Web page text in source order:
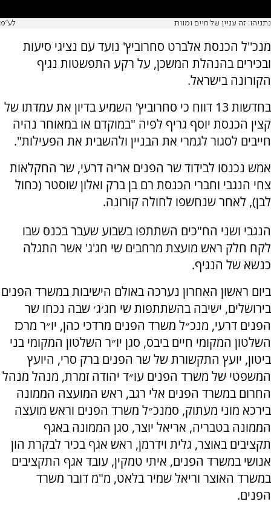
נתניהו: זה עניין של חיים ומוות לע"מ
מנכ''ל הכנסת אלברט סחרוביץ' נועד עם נציגי סיעות
ובכירים בהנהלת המשכן, על רקע התפשטות נגיף
הקורונה בישראל.
בחדשות 13 דווח כי סחרוביץ' השמיע בדיון את עמדתו של
קצין הכנסת יוסף גריף לפיה "במוקדם או במאוחר נהיה
חייבים לסגור לגמרי את הבניין ולהשבית את הפעילות".
אמש נכנסו לבידוד שר הפנים אריה דרעי, שר החקלאות
צחי הנגבי וחברי הכנסת רם בן ברק ואלון שוסטר (כחול
לבן), לאחר שנחשפו לחולה קורונה.
הנגבי ושני הח"כים השתתפו בשבוע שעבר בכנס שבו
לקח חלק ראש מועצת מרחבים שי חג'ג' אשר התגלה
כנשא של הנגיף.
ביום ראשון האחרון נערכה באולם הישיבות במשרד הפנים
בירושלים, ישיבה בהשתתפות שי חג׳ג׳ שבה נכחו שר
הפנים דרעי, מנכ״ל משרד הפנים מרדכי כהן, יו״ר מרכז
השלטון המקומי חיים ביבס, סגן יו״ר השלטון המקומי בני
ביטון, יועץ התקשורת של שר הפנים ברק סרי, היועץ
המשפטי של משרד הפנים עו״ד יהודה זמרת, מנהל מנהל
החרום במשרד הפנים אלי רגב, ראש המועצה הממונה
בירכא מוני מעתוק, סמנכ״ל משרד הפנים וראש מועצה
הממונה בטבריה, אריאל יוצר, סגן הממונה באגף
תקציבים באוצר, גלית וידרמן, ראש אגף בכיר לבקרת הון
אנושי במשרד הפנים, איתי טמקין, עובד אגף התקציבים
במשרד האוצר וריאל שמיר בלאט, מ"מ דובר משרד
הפנים.